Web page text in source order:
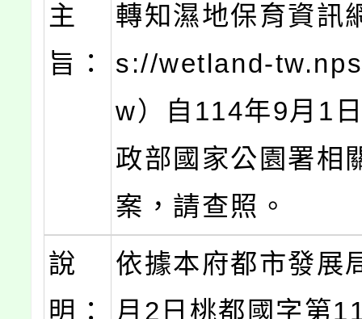
主
旨：
轉知濕地保育資訊
s://wetland-
w）自114年9月1
政部國家公園署相
案，請查照。
說
明：
依據本府都市發展
月2日桃都國字第